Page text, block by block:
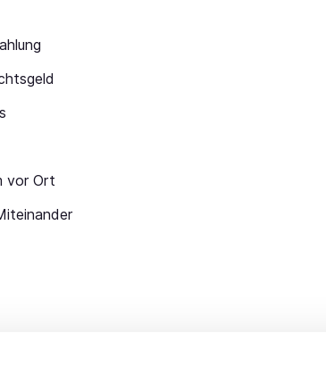
vor Ort